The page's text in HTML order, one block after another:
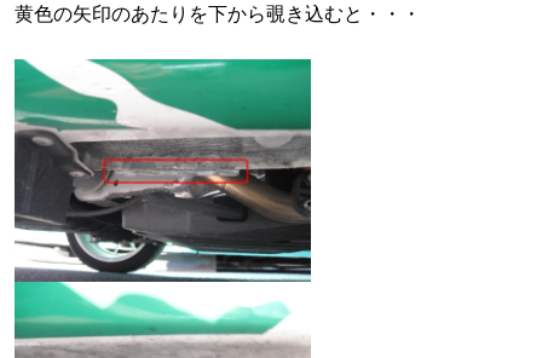
黄色の矢印のあたりを下から覗き込むと・・・